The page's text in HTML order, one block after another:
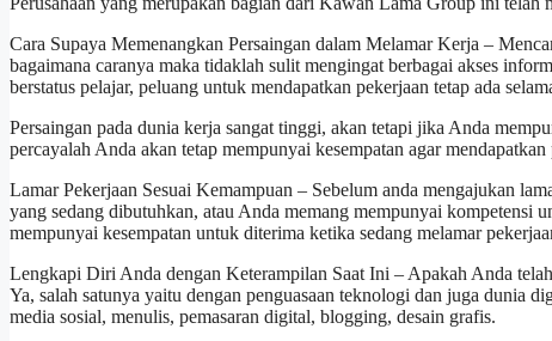
Cara Supaya Memenangkan Persaingan dalam Melamar Kerja –
bagaimana caranya maka tidaklah sulit mengingat berbagai akses
berstatus pelajar, peluang untuk mendapatkan pekerjaan tetap ada
Persaingan pada dunia kerja sangat tinggi, akan tetapi jika Anda
percayalah Anda akan tetap mempunyai kesempatan agar
Lamar Pekerjaan Sesuai Kemampuan – Sebelum anda mengajukan
yang sedang dibutuhkan, atau Anda memang mempunyai kompetensi
mempunyai kesempatan untuk diterima ketika sedang melamar
Lengkapi Diri Anda dengan Keterampilan Saat Ini – Apakah Anda
Ya, salah satunya yaitu dengan penguasaan teknologi dan juga dunia
media sosial, menulis, pemasaran digital, blogging, desain grafis.